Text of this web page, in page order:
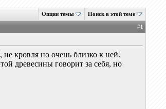
Опции темы Поиск в этой теме
#1
кровля но очень близко к ней.
древесины говорит за себя, но